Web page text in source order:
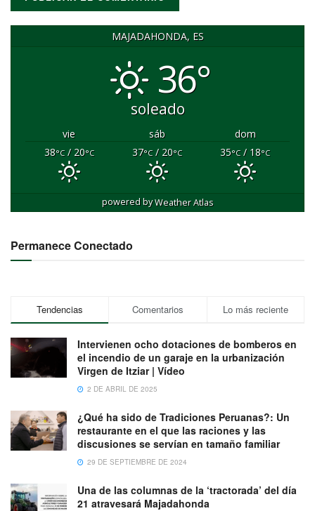
MAJADAHONDA, ES
36°
soleado
vie sáb
dom
38°C/ 20°C 37°C/ 20°C 35°C/ 18°C
powered byWeather Atlas
Permanece Conectado
Tendencias Comentarios Lo más reciente
Intervienen ocho dotaciones de bomberos en
el incendio de un garaje en la urbanización
Virgen de Itziar | Vídeo
2 DE ABRIL DE 2025
¿Qué ha sido de Tradiciones Peruanas?: Un
restaurante en el que las raciones y las
discusiones se servían en tamaño familiar
29 DE SEPTIEMBRE DE 2024
Una de las columnas de la ‘tractorada’ del día
21 atravesará Majadahonda